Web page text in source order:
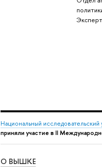
Национальный
приняли участие в II
О ВЫШКЕ